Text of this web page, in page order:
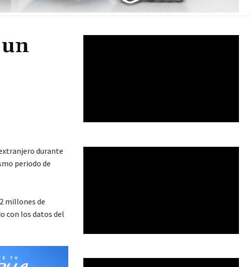
durante
periodo de
millones de
con los datos del